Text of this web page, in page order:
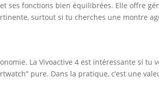
ses fonctions bien équilibrées. Elle offre
surtout si tu cherches une montre
La Vivoactive 4 est intéressante si tu
pure. Dans la pratique, c’est une